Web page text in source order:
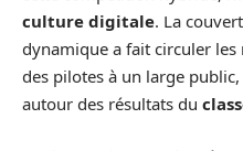
culture digitale. La
dynamique a fait circuler les
des pilotes à un large
autour des résultats du